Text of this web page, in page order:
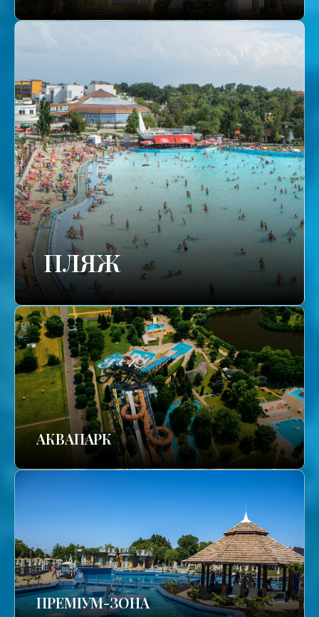
ПЛЯЖ
АКВАПАРК
ПРЕМІУМ-ЗОНА